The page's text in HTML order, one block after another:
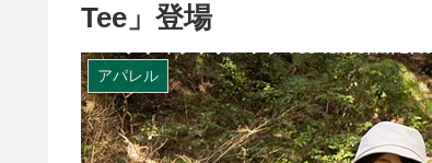
Tee」登場
アパレル